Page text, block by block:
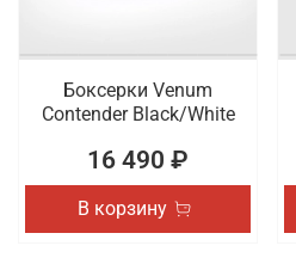
Боксерки Venum
Contender Black/White
16 490 ₽
В корзину